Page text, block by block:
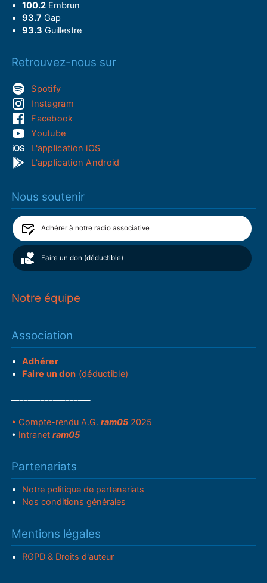
100.2Embrun
93.7 Gap
93.3 Guillestre
Retrouvez-nous sur
Spotify
Instagram
Facebook
Youtube
L'application iOS
L'application Android
Nous soutenir
Adhérer à notre radio associative
Faire un don (déductible)
Notre équipe
Association
Adhérer
Faire un don (déductible)
• Compte-rendu A.G.ram05 2025
• Intranetram05
Partenariats
Notre politique de partenariats
Nos conditions générales
Mentions légales
RGPD & Droits d'auteur